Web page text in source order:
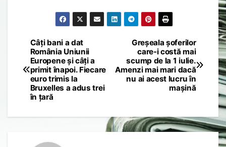
Post
navigation
Greșeala șoferilor
care-i costă mai
scump de la 1 iulie.
Amenzi mai mari dacă
nu ai acest lucru în
mașină
Câți bani a dat
România Uniunii
Europene și câți a
primit înapoi. Fiecare
euro trimis la
Bruxelles a adus trei
în țară